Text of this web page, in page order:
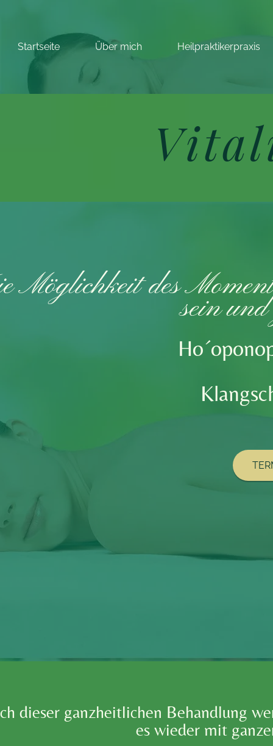
Startseite Über mich Heilpraktikerpraxis
Möglichkei​t ​des
sein und
Ho´opo
dieser ganzheitlichen Behandlung
es wieder mit